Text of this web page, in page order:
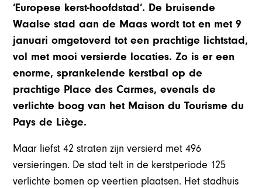
‘Europese kerst-hoofdstad’. De bruisende
Waalse stad aan de Maas wordt tot en met 9
januari omgetoverd tot een prachtige lichtstad,
vol met mooi versierde locaties. Zo is er een
enorme, sprankelende kerstbal op de
prachtige Place des Carmes, evenals de
verlichte boog van het Maison du Tourisme du
Pays de Liège.
Maar liefst 42 straten zijn versierd met 496
versieringen. De stad telt in de kerstperiode 125
verlichte bomen op veertien plaatsen. Het stadhuis